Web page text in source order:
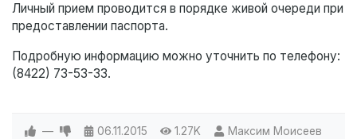
Личный прием проводится в порядке живой очереди при
предоставлении паспорта.
Подробную информацию можно уточнить по телефону:
(8422) 73-53-33.
— 06.11.2015 1.27K Максим Моисеев